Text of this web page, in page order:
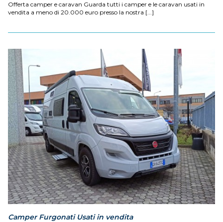
Offerta camper e caravan Guarda tutti i camper e le caravan usati in
vendita a meno di 20.000 euro presso la nostra [...]
Camper Furgonati Usati in vendita